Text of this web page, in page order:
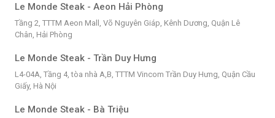
Le Monde Steak - Aeon Hải Phòng
Tầng 2, TTTM Aeon Mall, Võ Nguyên Giáp, Kênh Dương, Quận Lê
Chân, Hải Phòng
Le Monde Steak - Trần Duy Hưng
L4-04A, Tầng 4, tòa nhà A,B, TTTM Vincom Trần Duy Hưng, Quận Cầu
Giấy, Hà Nội
Le Monde Steak - Bà Triệu